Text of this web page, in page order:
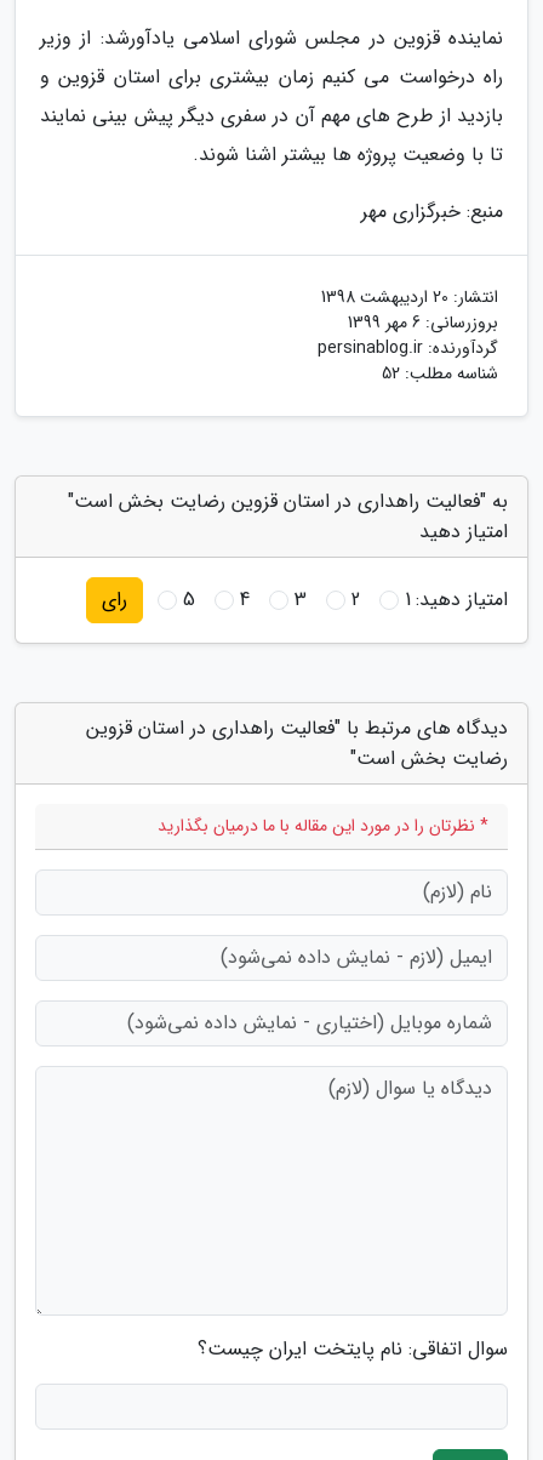
نماینده قزوین در مجلس شورای اسلامی یادآورشد: از وزیر
راه درخواست می کنیم زمان بیشتری برای استان قزوین و
بازدید از طرح های مهم آن در سفری دیگر پیش بینی نمایند
تا با وضعیت پروژه ها بیشتر اشنا شوند.
منبع: خبرگزاری مهر
انتشار: 20 اردیبهشت 1398
بروزرسانی: 6 مهر 1399
گردآورنده: persinablog.ir
شناسه مطلب: 52
به "فعالیت راهداری در استان قزوین رضایت بخش است"
امتیاز دهید
امتیاز دهید:1
2
3
4
5 رای
دیدگاه های مرتبط با "فعالیت راهداری در استان قزوین
رضایت بخش است"
* نظرتان را در مورد این مقاله با ما درمیان بگذارید
سوال اتفاقی: نام پایتخت ایران چیست؟